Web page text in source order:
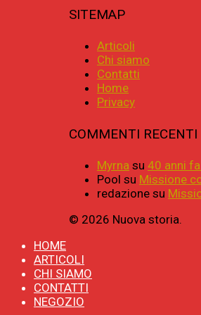
SITEMAP
Articoli
Chi siamo
Contatti
Home
Privacy
COMMENTI RECENTI
Myrna su 40 anni
Pool su Missione
redazione su
© 2026 Nuova storia.
HOME
ARTICOLI
CHI SIAMO
CONTATTI
NEGOZIO